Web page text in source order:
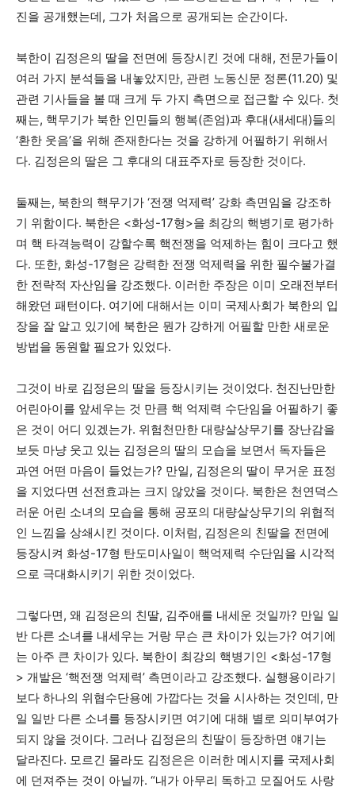
진을 공개했는데, 그가 처음으로 공개되는 순간이다.
북한이 김정은의 딸을 전면에 등장시킨 것에 대해, 전문가들이
여러 가지 분석들을 내놓았지만, 관련 노동신문 정론(11.20) 및
관련 기사들을 볼 때 크게 두 가지 측면으로 접근할 수 있다. 첫
째는, 핵무기가 북한 인민들의 행복(존엄)과 후대(새세대)들의
‘환한 웃음’을 위해 존재한다는 것을 강하게 어필하기 위해서
다. 김정은의 딸은 그 후대의 대표주자로 등장한 것이다.
둘째는, 북한의 핵무기가 ‘전쟁 억제력’ 강화 측면임을 강조하
기 위함이다. 북한은 <화성-17형>을 최강의 핵병기로 평가하
며 핵 타격능력이 강할수록 핵전쟁을 억제하는 힘이 크다고 했
다. 또한, 화성-17형은 강력한 전쟁 억제력을 위한 필수불가결
한 전략적 자산임을 강조했다. 이러한 주장은 이미 오래전부터
해왔던 패턴이다. 여기에 대해서는 이미 국제사회가 북한의 입
장을 잘 알고 있기에 북한은 뭔가 강하게 어필할 만한 새로운
방법을 동원할 필요가 있었다.
그것이 바로 김정은의 딸을 등장시키는 것이었다. 천진난만한
어린아이를 앞세우는 것 만큼 핵 억제력 수단임을 어필하기 좋
은 것이 어디 있겠는가. 위험천만한 대량살상무기를 장난감을
보듯 마냥 웃고 있는 김정은의 딸의 모습을 보면서 독자들은
과연 어떤 마음이 들었는가? 만일, 김정은의 딸이 무거운 표정
을 지었다면 선전효과는 크지 않았을 것이다. 북한은 천연덕스
러운 어린 소녀의 모습을 통해 공포의 대량살상무기의 위협적
인 느낌을 상쇄시킨 것이다. 이처럼, 김정은의 친딸을 전면에
등장시켜 화성-17형 탄도미사일이 핵억제력 수단임을 시각적
으로 극대화시키기 위한 것이었다.
그렇다면, 왜 김정은의 친딸, 김주애를 내세운 것일까? 만일 일
반 다른 소녀를 내세우는 거랑 무슨 큰 차이가 있는가? 여기에
는 아주 큰 차이가 있다. 북한이 최강의 핵병기인 <화성-17형
> 개발은 ‘핵전쟁 억제력’ 측면이라고 강조했다. 실행용이라기
보다 하나의 위협수단용에 가깝다는 것을 시사하는 것인데, 만
일 일반 다른 소녀를 등장시키면 여기에 대해 별로 의미부여가
되지 않을 것이다. 그러나 김정은의 친딸이 등장하면 얘기는
달라진다. 모르긴 몰라도 김정은은 이러한 메시지를 국제사회
에 던져주는 것이 아닐까. “내가 아무리 독하고 모질어도 사랑